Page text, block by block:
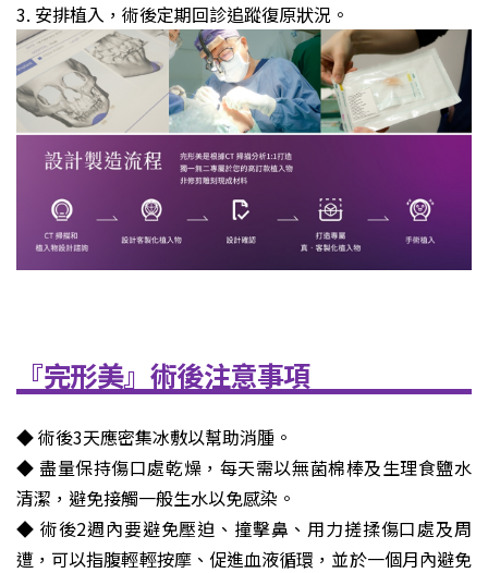
3. 安排植入，術後定期回診追蹤復原狀況。
『完形美』術後注意事項
◆ 術後3天應密集冰敷以幫助消腫。
◆ 盡量保持傷口處乾燥，每天需以無菌棉棒及生理食鹽水
清潔，避免接觸一般生水以免感染。
◆ 術後2週內要避免壓迫、撞擊鼻、用力搓揉傷口處及周
遭，可以指腹輕輕按摩、促進血液循環，並於一個月內避免